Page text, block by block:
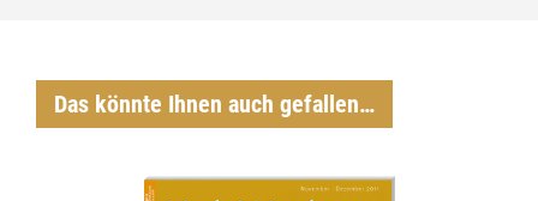
Das könnte Ihnen auch gefallen…